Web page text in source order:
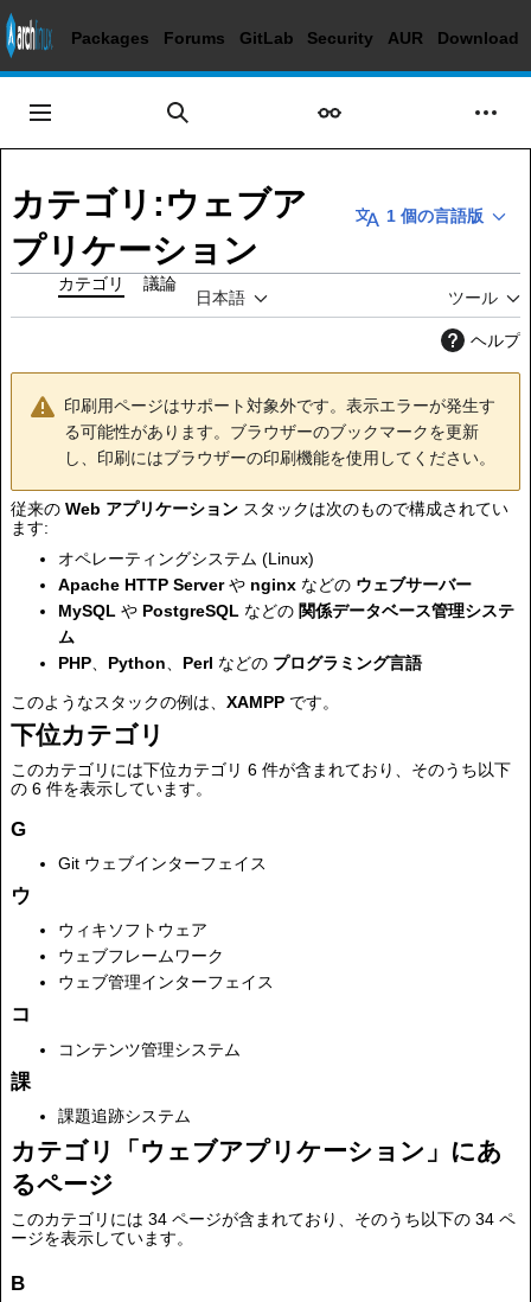
Packages Forums GitLab Security AUR Download
に
ス
メインメニュー 検索 表示 個人
カテゴリ :ウェブア
プリケーション
1 個の言語版
カテゴリ 議論
日本語 ツール
ヘルプ
印刷用ページはサポート対象外です。表示エラーが発生す
る可能性があります。ブラウザーのブックマークを更新
し、印刷にはブラウザーの印刷機能を使用してください。
従来の Web アプリケーション スタックは次のもので構成されてい
ます:
オペレーティングシステム (Linux)
Apache HTTP Serverや nginx などの ウェブサーバー
MySQL や PostgreSQL などの 関係データベース管理システ
ム
PHP、 Python、 Perl などの プログラミング言語
このようなスタックの例は、 XAMPP です。
下位カテゴリ
このカテゴリには下位カテゴリ 6 件が含まれており、そのうち以下
の 6 件を表示しています。
G
Git ウェブインターフェイス
ウ
ウィキソフトウェア
ウェブフレームワーク
ウェブ管理インターフェイス
コ
コンテンツ管理システム
課
課題追跡システム
カテゴリ「ウェブアプリケーション」にあ
るページ
このカテゴリには 34 ページが含まれており、そのうち以下の 34 ペ
ージを表示しています。
B